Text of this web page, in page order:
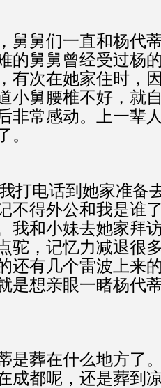
舅舅们一直和杨代
的舅舅曾经受过杨
有次在她家住时，
小舅腰椎不好，就
非常感动。上一辈
。
打电话到她家准备
不得外公和我是谁
我和小妹去她家拜
驼，记忆力减退很
还有几个雷波上来
是想亲眼一睹杨代
是葬在什么地方了
成都呢，还是葬到